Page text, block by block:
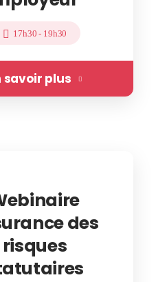
17h30 - 19h30
savoir plus
des
risques